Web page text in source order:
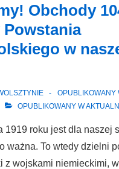
Obchody
w
OPUBLIKOWANY
OPUBLIKOWANY W
1919 roku jest dla naszej
ważna. To wtedy dzielni
z wojskami niemieckimi,